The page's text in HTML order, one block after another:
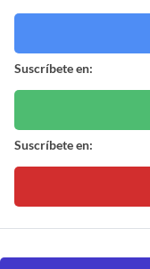
Suscríbete en:
Suscríbete en: